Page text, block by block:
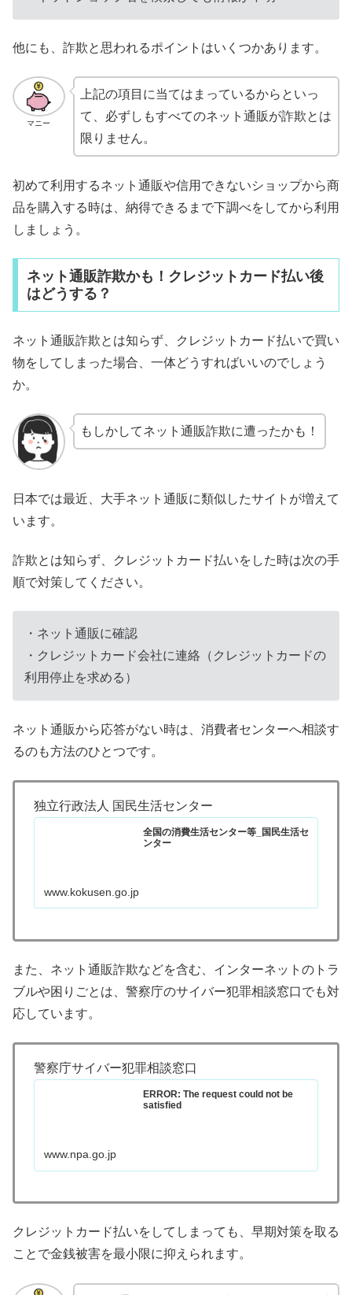
他にも、詐欺と思われるポイントはいくつかあります。
マニー
上記の項目に当てはまっているからといっ
て、必ずしもすべてのネット通販が詐欺とは
限りません。
初めて利用するネット通販や信用できないショップから商
品を購入する時は、納得できるまで下調べをしてから利用
しましょう。
ネット通販詐欺かも！クレジットカード払い後
はどうする？
ネット通販詐欺とは知らず、クレジットカード払いで買い
物をしてしまった場合、一体どうすればいいのでしょう
か。
もしかしてネット通販詐欺に遭ったかも！
日本では最近、大手ネット通販に類似したサイトが増えて
います。
詐欺とは知らず、クレジットカード払いをした時は次の手
順で対策してください。
・ネット通販に確認
・クレジットカード会社に連絡（クレジットカードの
利用停止を求める）
ネット通販から応答がない時は、消費者センターへ相談す
るのも方法のひとつです。
独立行政法人 国民生活センター
全国の消費生活センター等_国民生活セ
ンター
www.kokusen.go.jp
また、ネット通販詐欺などを含む、インターネットのトラ
ブルや困りごとは、警察庁のサイバー犯罪相談窓口でも対
応しています。
警察庁サイバー犯罪相談窓口
ERROR: The request could not be
satisfied
www.npa.go.jp
クレジットカード払いをしてしまっても、早期対策を取る
ことで金銭被害を最小限に抑えられます。